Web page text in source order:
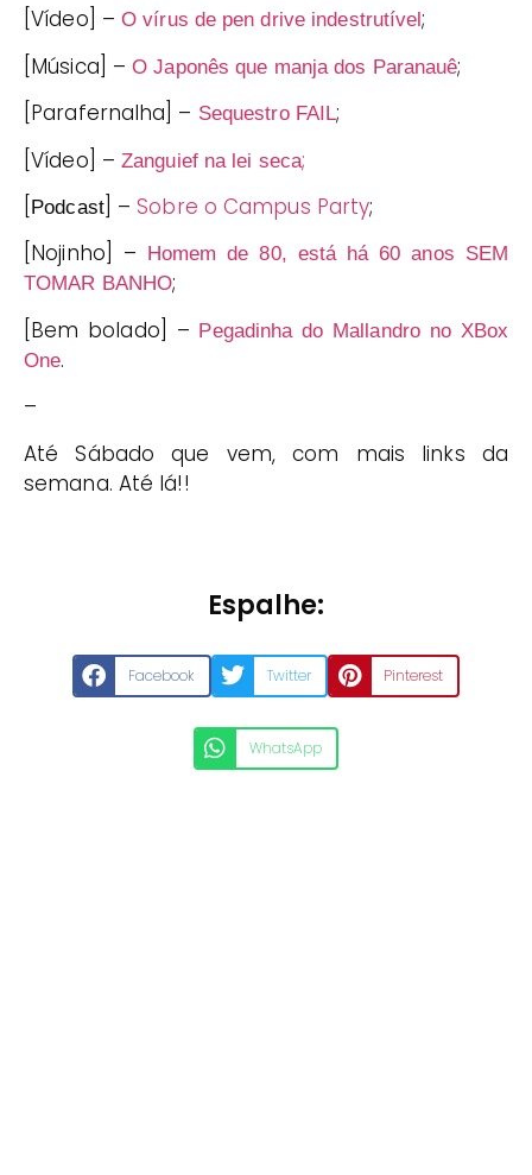
[Vídeo] – O vírus de pen drive indestrutível;
[Música] –O Japonês que manja dos Paranauê;
[Parafernalha] – Sequestro FAIL;
[Vídeo] – Zanguief na lei seca;
Podcast] –Sobre o Campus Party;
[Nojinho] –
Homem de 80, está há 60 anos SEM
TOMAR BANHO;
[Bem bolado] – Pegadinha do Mallandro no XBox
One.
–
Até Sábado que vem, com mais links da
semana. Até lá!!
Espalhe:
Facebook Twitter Pinterest
WhatsApp